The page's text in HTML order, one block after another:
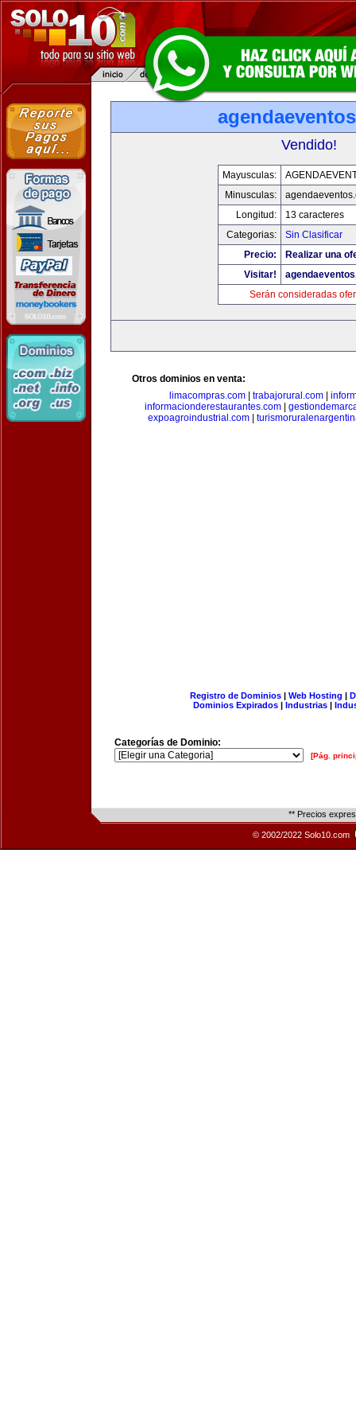
Vendido!
Mayusculas:
Minusculas:
Longitud:
13 caracteres
Categorias:
Sin Clasificar
Precio:
Realizar una
Visitar!
Serán consideradas
Otros dominios en venta:
limacompras.com| trabajorural.com|
informacionderestaurantes.com|
expoagroindustrial.com|
Registro de Dominios| Web Hosting |
Dominios Expirados | Industrias |
Categorías de Dominio:
[Pág.
** Precios
© 2002/2022 Solo10.com